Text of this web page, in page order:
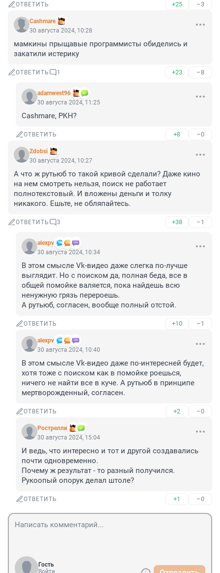
ОТВЕТИТЬ +25 –3
Cashmare
30 августа 2024, 10:28
мамкины прыщавые программисты обиделись и
закатили истерику
ОТВЕТИТЬ 1 +23 –8
adamwest96
30 августа 2024, 11:25
Cashmare, РКН?
ОТВЕТИТЬ +8 –0
Zdobsi
30 августа 2024, 10:27
А что ж рутьюб то такой кривой сделали? Даже кино
на нем смотреть нельзя, поиск не работает
полнотекстовый. И вложены деньги и толку
никакого. Ешьте, не обляпайтесь.
ОТВЕТИТЬ 3 +38 –1
alexpv
30 августа 2024, 10:34
В этом смысле Vk-видео даже слегка по-лучше
выглядит. Но с поиском да, полная беда, все в
общей помойке валяется, пока найдешь всю
ненужную грязь перероешь.
А рутьюб, согласен, вообще полный отстой.
ОТВЕТИТЬ +10 –1
alexpv
30 августа 2024, 10:40
В этом смысле Vk-видео даже по-интересней будет,
хотя тоже с поиском как в помойке роешься,
ничего не найти все в куче. А рутьюб в принципе
мертворожденный, согласен.
ОТВЕТИТЬ +2 –0
Рострелли
30 августа 2024, 15:04
И ведь, что интересно и тот и другой создавались
почти одновременно.
Почему ж результат - то разный получился.
Рукоопый опорук делал штоле?
ОТВЕТИТЬ +1 –0
Гость
Войти